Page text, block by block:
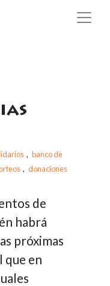
, banco de
, donaciones
de
habrá
próximas
que en